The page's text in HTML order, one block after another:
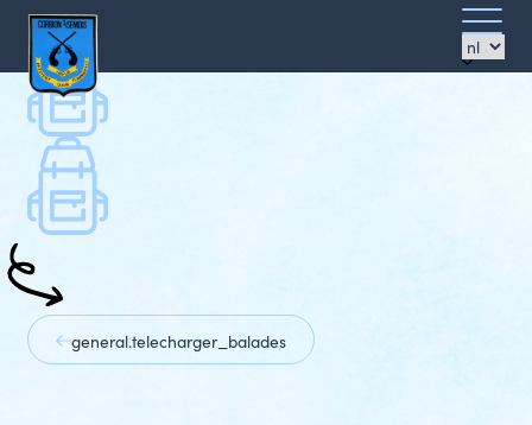
Azimut
Ouvrir/
le
menu
general.promenades
[DE] Sur les pas de Verlaine
general.telecharger_balades